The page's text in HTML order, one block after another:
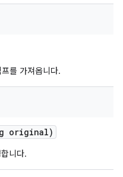
를 가져옵니다.
original)
니다.